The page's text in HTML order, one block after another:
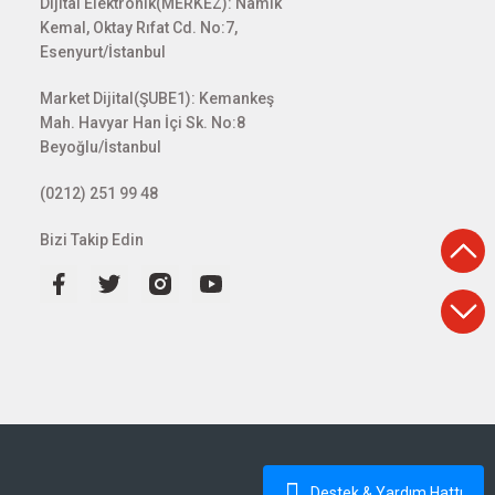
Kemal, Oktay Rıfat Cd. No:7,
Esenyurt/İstanbul
Market Dijital(ŞUBE1): Kemankeş
Mah. Havyar Han İçi Sk. No:8
Beyoğlu/İstanbul
(0212) 251 99 48
Bizi Takip Edin